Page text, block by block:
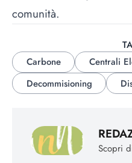
comunità.
Carbone
Centrali
Decommisioning
Scopri